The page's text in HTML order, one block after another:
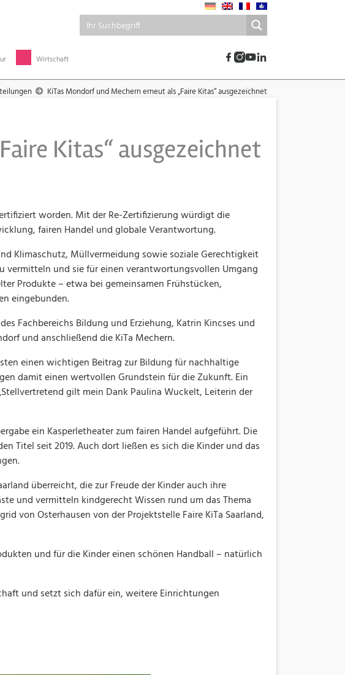
Wirtschaft
KiTas Mondorf und Mechern erneut als „Faire Kitas“ ausgezeichnet
Kitas“ ausgezeichnet
worden. Mit der Re-Zertifizierung würdigt die
fairen Handel und globale Verantwortung.
Klimaschutz, Müllvermeidung sowie soziale Gerechtigkeit
vermitteln und sie für einen verantwortungsvollen Umgang
Produkte – etwa bei gemeinsamen Frühstücken,
eingebunden.
Fachbereichs Bildung und Erziehung, Katrin Kincses und
und anschließend die KiTa Mechern.
einen wichtigen Beitrag zur Bildung für nachhaltige
damit einen wertvollen Grundstein für die Zukunft. Ein
gilt mein Dank Paulina Wuckelt, Leiterin der
ein Kasperletheater zum fairen Handel aufgeführt. Die
Titel seit 2019. Auch dort ließen es sich die Kinder und das
überreicht, die zur Freude der Kinder auch ihre
und vermitteln kindgerecht Wissen rund um das Thema
von Osterhausen von der Projektstelle Faire KiTa Saarland,
und für die Kinder einen schönen Handball – natürlich
und setzt sich dafür ein, weitere Einrichtungen